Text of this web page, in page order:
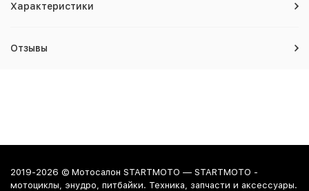
Характеристики
Отзывы
2019-2026 © Мотосалон STARTMOTO — STARTMOTO -
мотоциклы, энудро, питбайки. Техника, запчасти и аксессуары.